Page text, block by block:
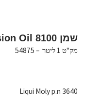
שמן Dual Clutch Transmission Oil 8100
מק"ט 1 ליטר – 54875
Liqui Moly p.n 3640